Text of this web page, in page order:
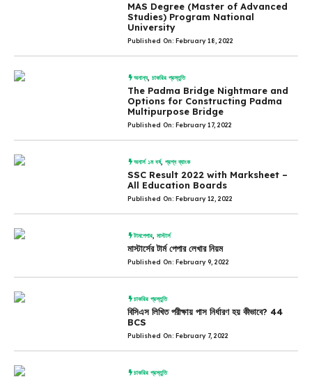
MAS Degree (Master of Advanced
Studies) Program National
University
Published On: February 18, 2022
অনান্য,চাকরির প্রস্তুতি
The Padma Bridge Nightmare and
Options for Constructing Padma
Multipurpose Bridge
Published On: February 17, 2022
অনার্স ১ম বর্ষ,প্রশ্ন ব্যাংক
SSC Result 2022 with Marksheet –
All Education Boards
Published On: February 12, 2022
টামপেপার ,মাস্টার্স
মাস্টার্সের টার্ম পেপার লেখার নিয়ম
Published On: February 9, 2022
চাকরির প্রস্তুতি
বিসিএস লিখিত পরীক্ষায় পাস নির্ধারণ হয় কীভাবে? 44
BCS
Published On: February 7, 2022
চাকরির প্রস্তুতি